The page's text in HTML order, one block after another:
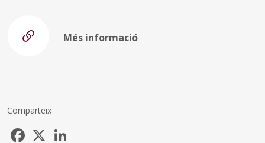
Més informació
Comparteix
Facebook